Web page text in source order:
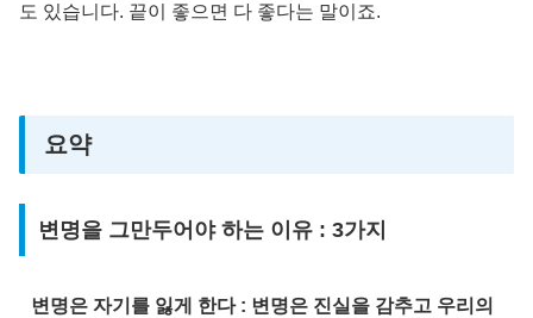
도 있습니다. 끝이 좋으면 다 좋다는 말이죠.
요약
변명을 그만두어야 하는 이유 : 3가지
변명은 자기를 잃게 한다 : 변명은 진실을 감추고 우리의